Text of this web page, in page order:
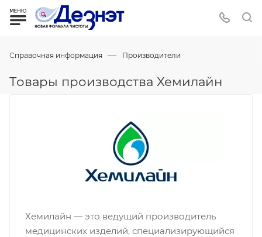
Справочная информация — Производители
Товары производства Хемилайн
Хемилайн — это ведущий производитель
медицинских изделий, специализирующийся